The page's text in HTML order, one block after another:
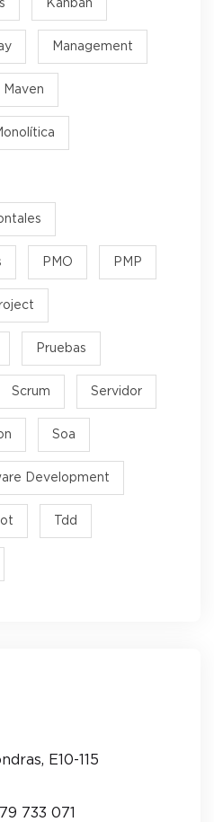
Kanban
Management
Maven
PMO PMP
Pruebas
Scrum Servidor
Soa
Development
Tdd
E10-115
733 071